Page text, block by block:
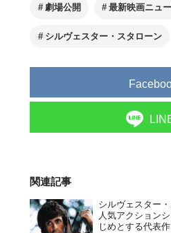
劇場公開 最新映画ニュ
シルヴェスター・スタローン
関連記事
シルヴェスター
人気アクション
じめとする代表